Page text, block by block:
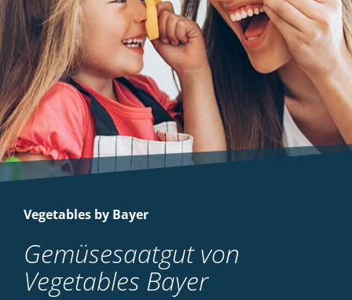
Vegetables by Bayer
Gemüsesaatgut von
Vegetables Bayer